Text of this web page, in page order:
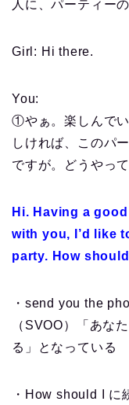
人に、パーティー
Girl: Hi there.
You:
①やぁ。楽しんで
しければ、このパ
ですが。どうやっ
Hi. Having a good
with you, I’d like
party. How
・send you the
（SVOO）「あな
る」となっている
・How should I に